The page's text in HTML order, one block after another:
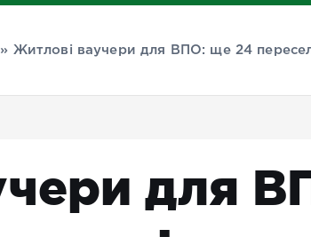
» Житлові ваучери для ВПО: ще 24
для